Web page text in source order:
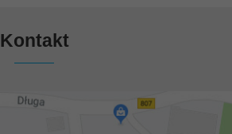
Kontakt